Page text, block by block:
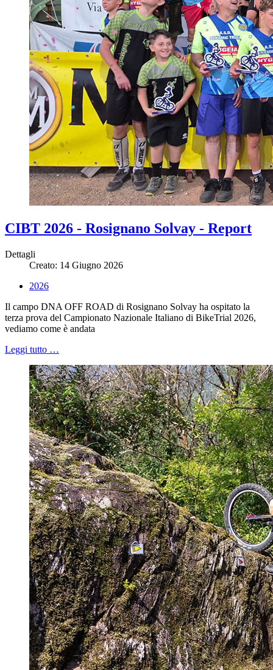
CIBT 2026 - Rosignano Solvay - Report
Dettagli
Creato: 14 Giugno 2026
2026
Il campo DNA OFF ROAD di Rosignano Solvay ha ospitato la
terza prova del Campionato Nazionale Italiano di BikeTrial 2026,
vediamo come è andata
Leggi tutto …